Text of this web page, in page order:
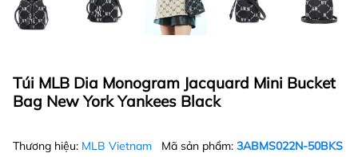
Túi MLB Dia Monogram Jacquard Mini Bucket
Bag New York Yankees Black
Thương hiệu: MLB Vietnam Mã sản phẩm: 3ABMS022N-50BKS